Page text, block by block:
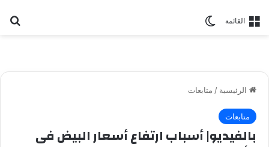
القائمة
الرئيسية / متابعات
متابعات
بالفيديو| أسباب ارتفاع أسعار البيض فى